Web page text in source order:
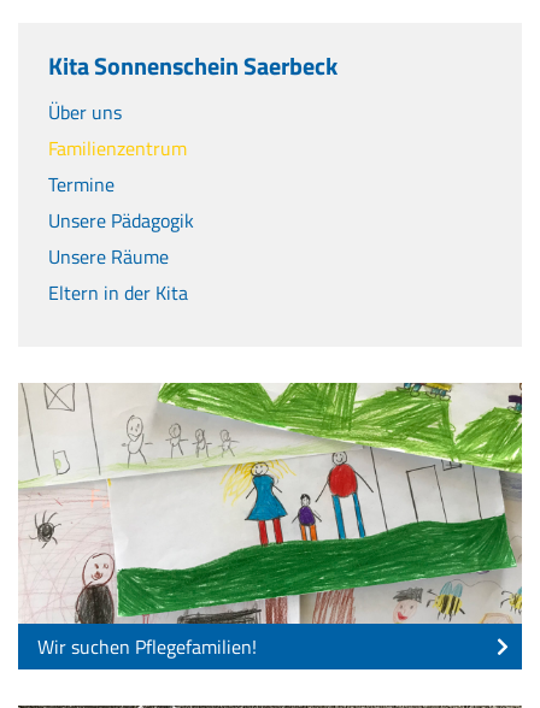
Kita Sonnenschein Saerbeck
Über uns
Familienzentrum
Termine
Unsere Pädagogik
Unsere Räume
Eltern in der Kita
Wir suchen Pflegefamilien!